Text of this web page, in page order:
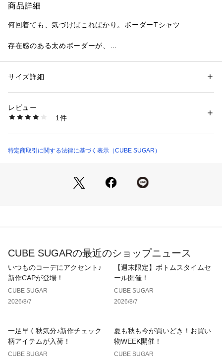
商品詳細
何回着ても、気づけばこればかり。ボーダーTシャツ
存在感のある太めボーダーが、
体のラインをゆったり包むワイドな身幅。
背裏はネーム仕様で、
肌あたりにもやさしく仕上げました。
ちょっとした特別感も、うれしいポイントです。
示される場合がございます。予めご了承をお願い致します。
性別：レディース
素材：綿100%
商品番号：
17104624 （ショップ）
サイズ詳細
レビュー
1件
特定商取引に関する法律に基づく表示（CUBE SUGAR）
CUBE SUGARの最近のショップニュース
いつものコーデにアクセント♪
新作CAPが登場！
CUBE SUGAR
2026/8/7
【週末限定】ボトムスタイムセ
ール開催！
CUBE SUGAR
2026/8/7
一足早く秋気分♪新作チェック
柄アイテムが入荷！
CUBE SUGAR
夏も秋も今が買いどき！お買い
物WEEK開催！
CUBE SUGAR